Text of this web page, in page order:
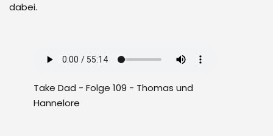
dabei.
Take Dad - Folge 109 - Thomas und
Hannelore